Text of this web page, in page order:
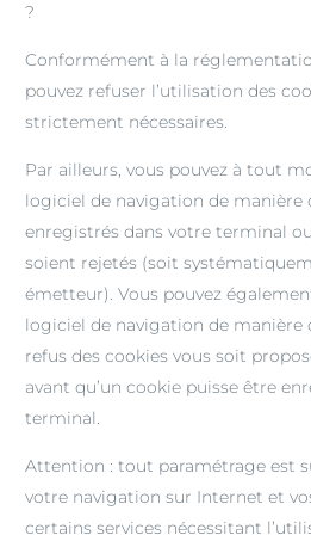
?
Conformément à la
pouvez refuser l’utilisation des
strictement nécessaires.
Par ailleurs, vous pouvez à tout
logiciel de navigation de manière
enregistrés dans votre terminal
soient rejetés (soit
émetteur). Vous pouvez
logiciel de navigation de manière
refus des cookies vous soit
avant qu’un cookie puisse être
terminal.
Attention : tout paramétrage est
votre navigation sur Internet et
certains services nécessitant